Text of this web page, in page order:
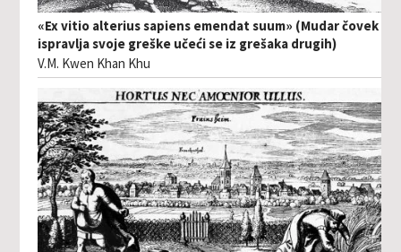
«Ex vitio alterius sapiens emendat suum» (Mudar čovek
ispravlja svoje greške učeći se iz grešaka drugih)
V.M. Kwen Khan Khu